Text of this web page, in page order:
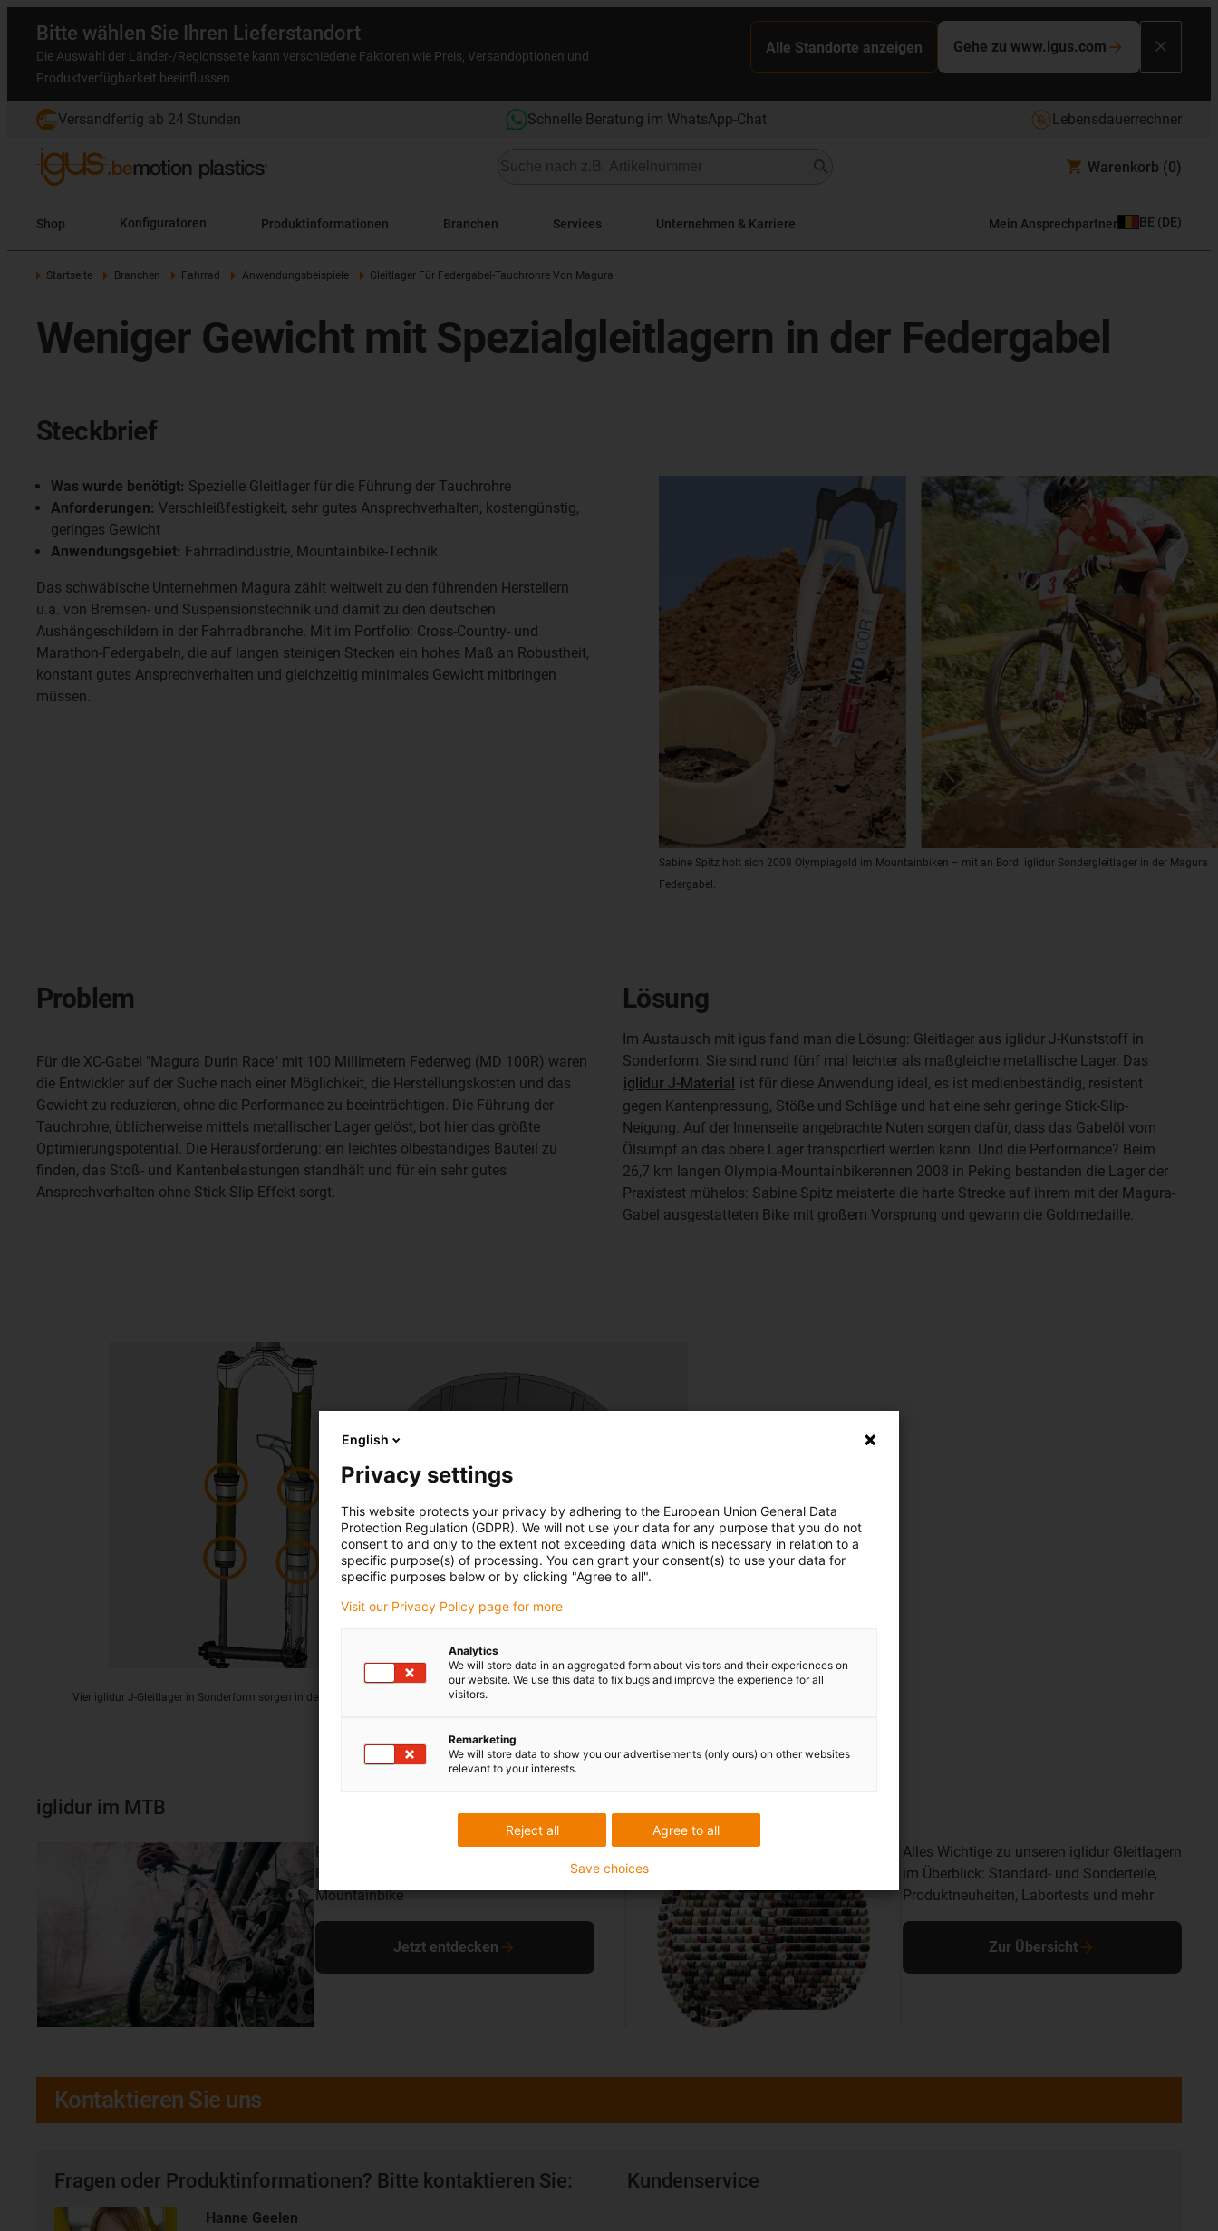
Bitte wählen Sie Ihren Lieferstandort
Die Auswahl der Länder-/Regionsseite kann verschiedene Faktoren wie Preis, Versandoptionen und
Produktverfügbarkeit beeinflussen.
Alle Standorte anzeigen Gehe zu www.igus.com
Versandfertig ab 24 Stunden Schnelle Beratung im WhatsApp-Chat Lebensdauerrechner
Warenkorb (0)
Shop Konfiguratoren Produktinformationen Branchen Services Unternehmen & Karriere Mein Ansprechpartner BE (DE)
Startseite Branchen Fahrrad Anwendungsbeispiele Gleitlager Für Federgabel-Tauchrohre Von Magura
Weniger Gewicht mit Spezialgleitlagern in der Federgabel
Steckbrief
Sabine Spitz holt sich 2008 Olympiagold im Mountainbiken – mit an Bord: iglidur Sondergleitlager in der Magura
Federgabel.
Was wurde benötigt: Spezielle Gleitlager für die Führung der Tauchrohre
Anforderungen: Verschleißfestigkeit, sehr gutes Ansprechverhalten, kostengünstig,
geringes Gewicht
Anwendungsgebiet: Fahrradindustrie, Mountainbike-Technik
Das schwäbische Unternehmen Magura zählt weltweit zu den führenden Herstellern
u.a. von Bremsen- und Suspensionstechnik und damit zu den deutschen
Aushängeschildern in der Fahrradbranche. Mit im Portfolio: Cross-Country- und
Marathon-Federgabeln, die auf langen steinigen Stecken ein hohes Maß an Robustheit,
konstant gutes Ansprechverhalten und gleichzeitig minimales Gewicht mitbringen
müssen.
Problem
Für die XC-Gabel "Magura Durin Race" mit 100 Millimetern Federweg (MD 100R) waren
die Entwickler auf der Suche nach einer Möglichkeit, die Herstellungskosten und das
Gewicht zu reduzieren, ohne die Performance zu beeinträchtigen. Die Führung der
Tauchrohre, üblicherweise mittels metallischer Lager gelöst, bot hier das größte
Optimierungspotential. Die Herausforderung: ein leichtes ölbeständiges Bauteil zu
finden, das Stoß- und Kantenbelastungen standhält und für ein sehr gutes
Ansprechverhalten ohne Stick-Slip-Effekt sorgt.
Lösung
Im Austausch mit igus fand man die Lösung: Gleitlager aus iglidur J-Kunststoff in
Sonderform. Sie sind rund fünf mal leichter als maßgleiche metallische Lager. Das
iglidur J-Material ist für diese Anwendung ideal, es ist medienbeständig, resistent
gegen Kantenpressung, Stöße und Schläge und hat eine sehr geringe Stick-Slip-
Neigung. Auf der Innenseite angebrachte Nuten sorgen dafür, dass das Gabelöl vom
Ölsumpf an das obere Lager transportiert werden kann. Und die Performance? Beim
26,7 km langen Olympia-Mountainbikerennen 2008 in Peking bestanden die Lager der
Praxistest mühelos: Sabine Spitz meisterte die harte Strecke auf ihrem mit der Magura-
Gabel ausgestatteten Bike mit großem Vorsprung und gewann die Goldmedaille.
Vier iglidur J-Gleitlager in Sonderform sorgen in der Führung der Tauchrohre für ein sehr gutes Ansprechverhalten bei minimalem Gewicht.
iglidur im MTB
Hinterbau, Gabel, Sattelstütze und Co. –
Einsatzstellen für iglidur Gleitlager im
Mountainbike
Jetzt entdecken
Alles Wichtige zu unseren iglidur Gleitlagern
im Überblick: Standard- und Sonderteile,
Produktneuheiten, Labortests und mehr
Zur Übersicht
Kontaktieren Sie uns
Fragen oder Produktinformationen? Bitte kontaktieren Sie:
Hanne Geelen
Kundenservice
English
Privacy settings
This website protects your privacy by adhering to the European Union General Data
Protection Regulation (GDPR). We will not use your data for any purpose that you do not
consent to and only to the extent not exceeding data which is necessary in relation to a
specific purpose(s) of processing. You can grant your consent(s) to use your data for
specific purposes below or by clicking "Agree to all".
Visit our Privacy Policy page for more
Analytics
We will store data in an aggregated form about visitors and their experiences on
our website. We use this data to fix bugs and improve the experience for all
visitors.
Remarketing
We will store data to show you our advertisements (only ours) on other websites
relevant to your interests.
Agree to all
Reject all
Save choices